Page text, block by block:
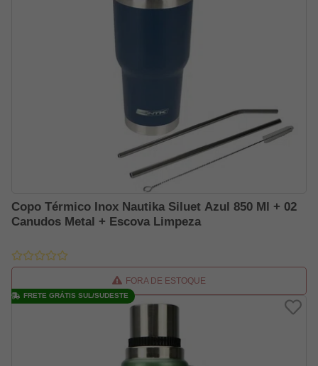
Copo Térmico Inox Nautika Siluet Azul 850 Ml + 02
Canudos Metal + Escova Limpeza
FORA DE ESTOQUE
FRETE GRÁTIS SUL/SUDESTE